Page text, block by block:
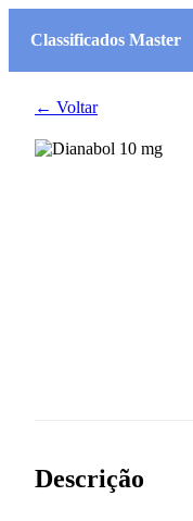
Classificados Master
← Voltar
Descrição